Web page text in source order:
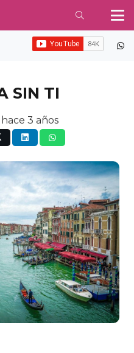
SIN TI
hace 3 años